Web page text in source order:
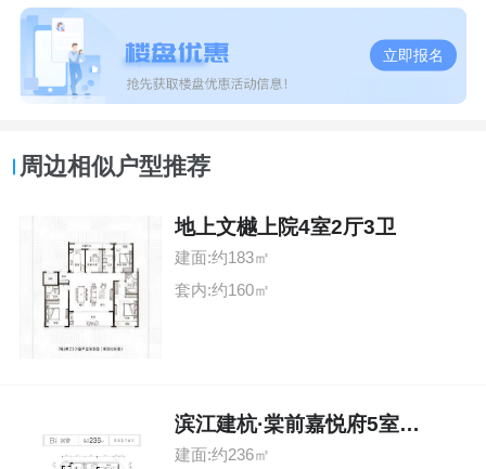
立即报名
周边相似户型推荐
地上文樾上院4室2厅3卫
建面:约183㎡
套内:约160㎡
滨江建杭·棠前嘉悦府5室2厅4卫
建面:约236㎡